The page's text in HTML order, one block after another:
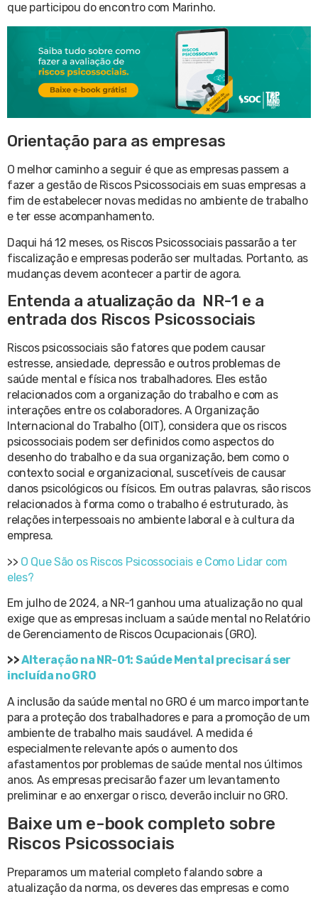
que participou do encontro com Marinho.
Orientação para as empresas
O melhor caminho a seguir é que as empresas passem a
fazer a gestão de Riscos Psicossociais em suas empresas a
fim de estabelecer novas medidas no ambiente de trabalho
e ter esse acompanhamento.
Daqui há 12 meses, os Riscos Psicossociais passarão a ter
fiscalização e empresas poderão ser multadas. Portanto, as
mudanças devem acontecer a partir de agora.
Entenda a atualização da NR-1 e a
entrada dos Riscos Psicossociais
Riscos psicossociais são fatores que podem causar
estresse, ansiedade, depressão e outros problemas de
saúde mental e física nos trabalhadores. Eles estão
relacionados com a organização do trabalho e com as
interações entre os colaboradores. A Organização
Internacional do Trabalho (OIT), considera que os riscos
psicossociais podem ser definidos como aspectos do
desenho do trabalho e da sua organização, bem como o
contexto social e organizacional, suscetíveis de causar
danos psicológicos ou físicos. Em outras palavras, são riscos
relacionados à forma como o trabalho é estruturado, às
relações interpessoais no ambiente laboral e à cultura da
empresa.
>> O Que São os Riscos Psicossociais e Como Lidar com
eles?
Em julho de 2024, a NR-1 ganhou uma atualização no qual
exige que as empresas incluam a saúde mental no Relatório
de Gerenciamento de Riscos Ocupacionais (GRO).
>>Alteração na NR-01: Saúde Mental precisará ser
incluída no GRO
A inclusão da saúde mental no GRO é um marco importante
para a proteção dos trabalhadores e para a promoção de um
ambiente de trabalho mais saudável. A medida é
especialmente relevante após o aumento dos
afastamentos por problemas de saúde mental nos últimos
anos. As empresas precisarão fazer um levantamento
preliminar e ao enxergar o risco, deverão incluir no GRO.
Baixe um e-book completo sobre
Riscos Psicossociais
Preparamos um material completo falando sobre a
atualização da norma, os deveres das empresas e como